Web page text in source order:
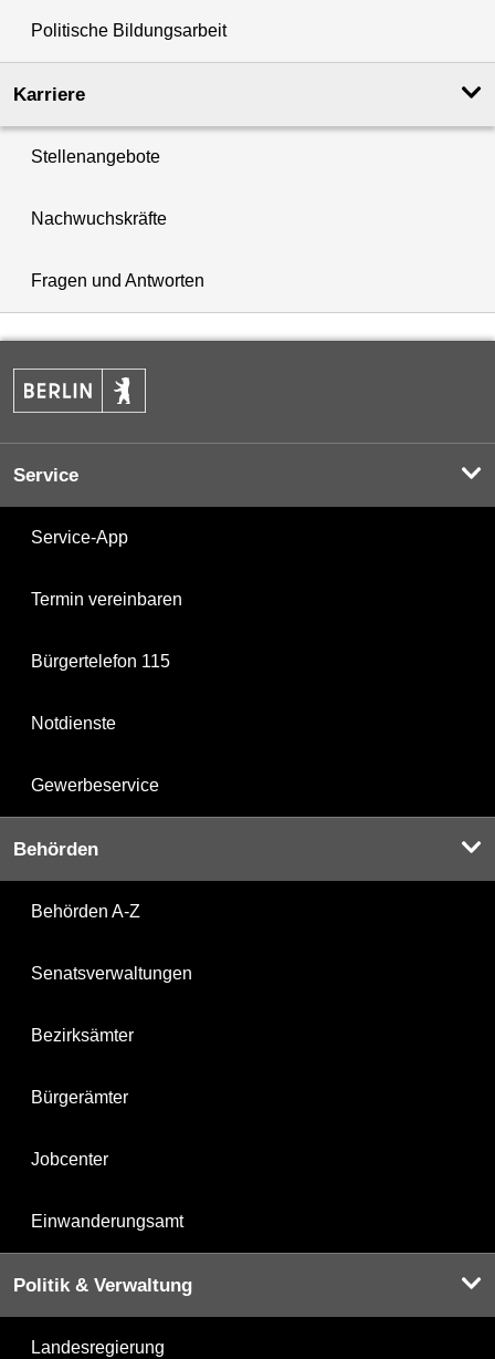
Politische Bildungsarbeit
Karriere
Stellenangebote
Nachwuchskräfte
Fragen und Antworten
Service
Service-App
Termin vereinbaren
Bürgertelefon 115
Notdienste
Gewerbeservice
Behörden
Behörden A-Z
Senatsverwaltungen
Bezirksämter
Bürgerämter
Jobcenter
Einwanderungsamt
Politik & Verwaltung
Landesregierung